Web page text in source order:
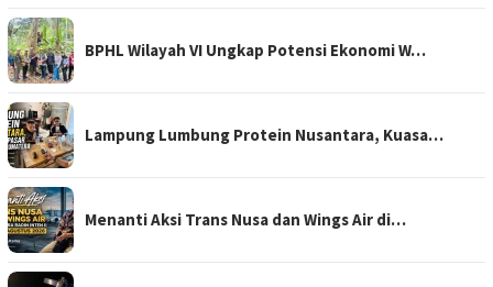
BPHL Wilayah VI Ungkap Potensi Ekonomi W…
Lampung Lumbung Protein Nusantara, Kuasa…
Menanti Aksi Trans Nusa dan Wings Air di…